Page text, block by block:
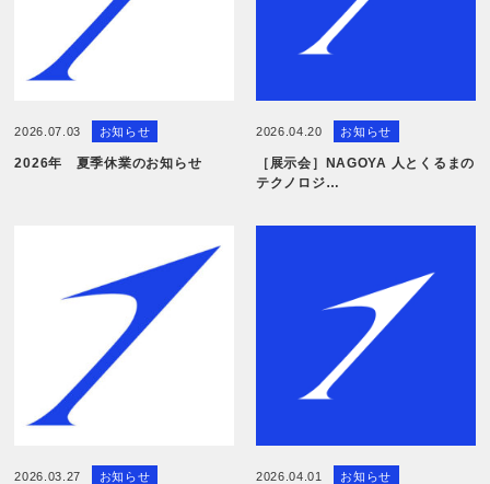
2026.07.03 お知らせ
2026年 夏季休業のお知らせ
2026.04.20 お知らせ
［展示会］NAGOYA 人とくるまの
テクノロジ…
2026.03.27 お知らせ 2026.04.01 お知らせ